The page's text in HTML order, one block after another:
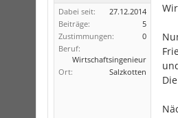
Dabei seit:
27.12.2014
Beiträge:
5
Zustimmungen:
0
Beruf:
Wirtschaftsingenieur
Ort:
Salzkotten